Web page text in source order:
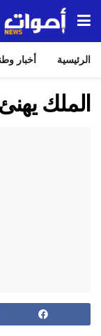
الرئيسية أخبار
الملك